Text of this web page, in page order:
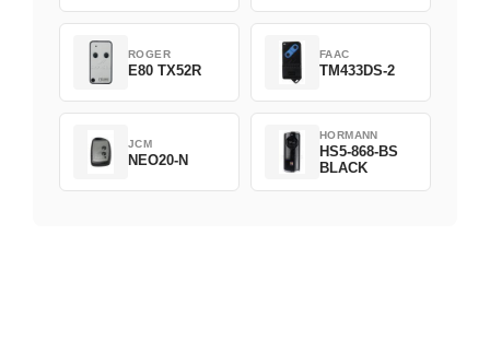
ROGER
E80 TX52R
FAAC
TM433DS-2
JCM
NEO20-N
HORMANN
HS5-868-BS
BLACK